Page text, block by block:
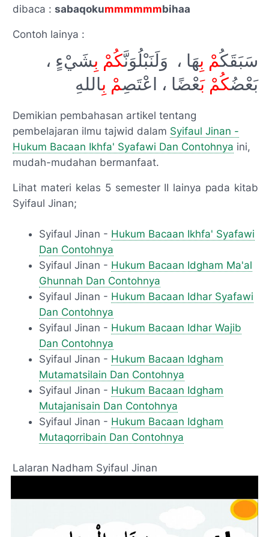
dibaca :sabaqokummmmmmbihaa
Contoh lainya :
سَبَقَکُمْ بِهَا ، وَلَنَبْلُوَنَّکُمْ بِشَيْءٍ ،
بَعْضُکُمْ بَعْضًا ، اعْتَصِمْ بِاللهِ
Demikian pembahasan artikel tentang
pembelajaran ilmu tajwid dalam Syifaul Jinan -
Hukum Bacaan Ikhfa' Syafawi Dan Contohnya ini,
mudah-mudahan bermanfaat.
Lihat materi kelas 5 semester II lainya pada kitab
Syifaul Jinan;
Syifaul Jinan - Hukum Bacaan Ikhfa' Syafawi
Dan Contohnya
Syifaul Jinan - Hukum Bacaan Idgham Ma'al
Ghunnah Dan Contohnya
Syifaul Jinan - Hukum Bacaan Idhar Syafawi
Dan Contohnya
Syifaul Jinan - Hukum Bacaan Idhar Wajib
Dan Contohnya
Syifaul Jinan - Hukum Bacaan Idgham
Mutamatsilain Dan Contohnya
Syifaul Jinan - Hukum Bacaan Idgham
Mutajanisain Dan Contohnya
Syifaul Jinan - Hukum Bacaan Idgham
Mutaqorribain Dan Contohnya
Lalaran Nadham Syifaul Jinan